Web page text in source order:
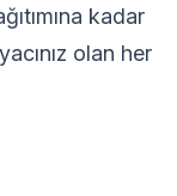
kadar
olan her